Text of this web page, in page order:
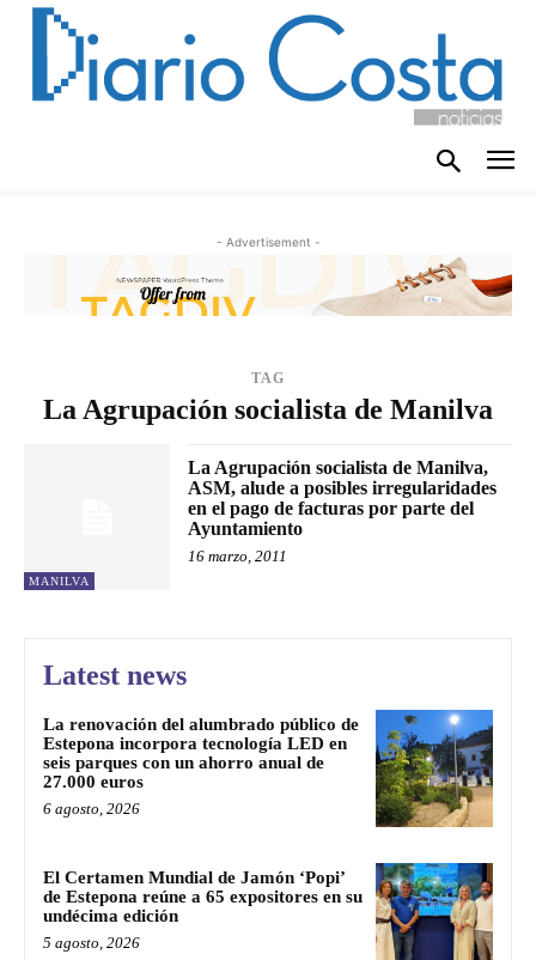
- Advertisement -
TAG
La Agrupación socialista de Manilva
MANILVA
La Agrupación socialista de Manilva,
ASM, alude a posibles irregularidades
en el pago de facturas por parte del
Ayuntamiento
16 marzo, 2011
Latest news
La renovación del alumbrado público de
Estepona incorpora tecnología LED en
seis parques con un ahorro anual de
27.000 euros
6 agosto, 2026
El Certamen Mundial de Jamón ‘Popi’
de Estepona reúne a 65 expositores en su
undécima edición
5 agosto, 2026